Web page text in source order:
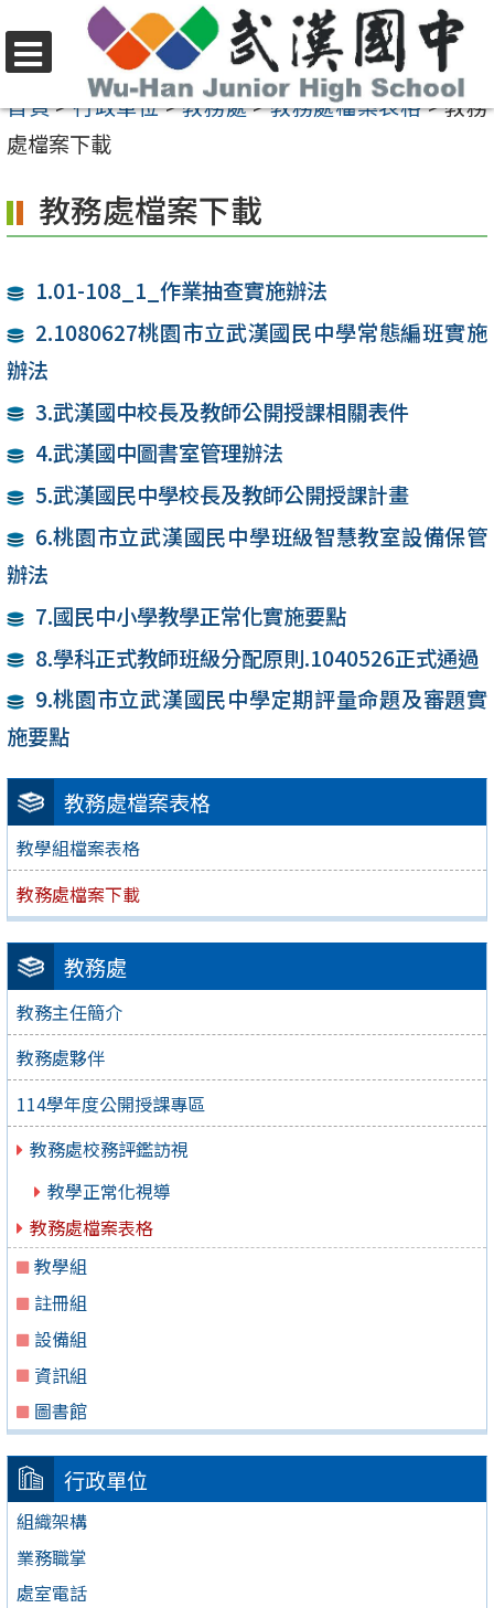
至
要
容
區
選
單
首頁>行政單位>教務處>教務處檔案表格>教務
處檔案下載
教務處檔案表格
教學組檔案表格
教務處檔案下載
教務處
教務主任簡介
教務處夥伴
114學年度公開授課專區
教務處校務評鑑訪視
教學正常化視導
教務處檔案表格
教學組
註冊組
設備組
資訊組
圖書館
行政單位
組織架構
業務職掌
處室電話
教務處檔案下載
1.01-108_1_作業抽查實施辦法
2.1080627桃園市立武漢國民中學常態編班實施
辦法
3.武漢國中校長及教師公開授課相關表件
4.武漢國中圖書室管理辦法
5.武漢國民中學校長及教師公開授課計畫
6.桃園市立武漢國民中學班級智慧教室設備保管
辦法
7.國民中小學教學正常化實施要點
8.學科正式教師班級分配原則.1040526正式通過
9.桃園市立武漢國民中學定期評量命題及審題實
施要點